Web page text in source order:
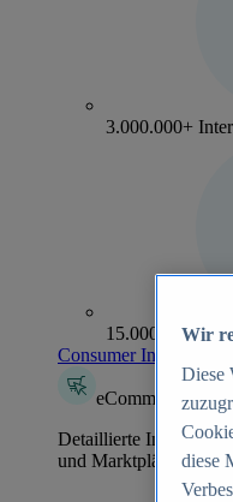
3.000.000+
15.000+ Marken
Consumer Insights
eCommerce
Detaillierte
und Marktplätzen
Wir
Diese
diese